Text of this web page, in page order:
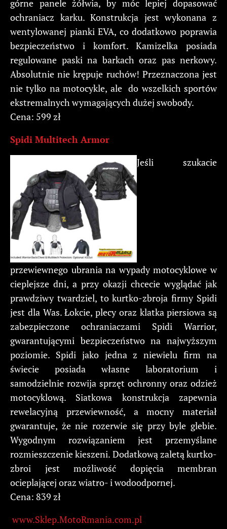
górne panele żółwia, by móc lepiej dopasować
ochraniacz karku. Konstrukcja jest wykonana z
wentylowanej pianki EVA, co dodatkowo poprawia
bezpieczeństwo i komfort. Kamizelka posiada
regulowane paski na barkach oraz pas nerkowy.
Absolutnie nie krępuje ruchów! Przeznaczona jest
nie tylko na motocykle, ale do wszelkich sportów
ekstremalnych wymagających dużej swobody.
Cena: 599 zł
Spidi Multitech Armor
Jeśli szukacie
przewiewnego ubrania na wypady motocyklowe w
cieplejsze dni, a przy okazji chcecie wyglądać jak
prawdziwy twardziel, to kurtko-zbroja firmy Spidi
jest dla Was. Łokcie, plecy oraz klatka piersiowa są
zabezpieczone ochraniaczami Spidi Warrior,
gwarantującymi bezpieczeństwo na najwyższym
poziomie. Spidi jako jedna z niewielu firm na
świecie posiada własne laboratorium i
samodzielnie rozwija sprzęt ochronny oraz odzież
motocyklową. Siatkowa konstrukcja zapewnia
rewelacyjną przewiewność, a mocny materiał
gwarantuje, że nie rozerwie się przy byle glebie.
Wygodnym rozwiązaniem jest przemyślane
rozmieszczenie kieszeni. Dodatkową zaletą kurtko-
zbroi jest możliwość dopięcia membran
ocieplającej oraz wiatro- i wodoodpornej.
Cena: 839 zł
www.Sklep.MotoRmania.com.pl